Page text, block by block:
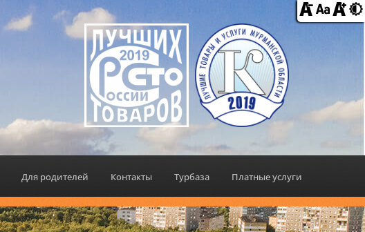
Для родителей Контакты Турбаза Платные услуги